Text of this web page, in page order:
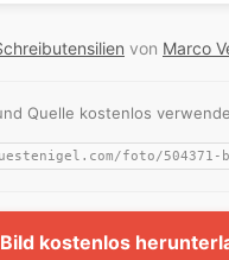
von Marco
Quelle kostenlos
Bild kostenlos